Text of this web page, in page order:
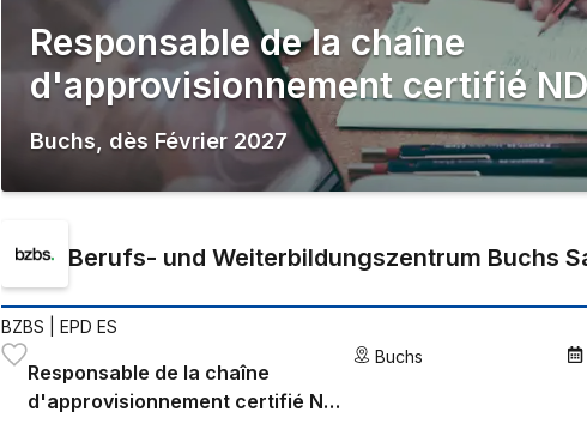
Responsable de la chaîne
d'approvisionnement certifié
Buchs dès Février 2027
Berufs- und Weiterbildungszentrum Buchs
BZBS | EPD ES
Responsable de la chaîne
d'approvisionnement certifié NDS
Buchs